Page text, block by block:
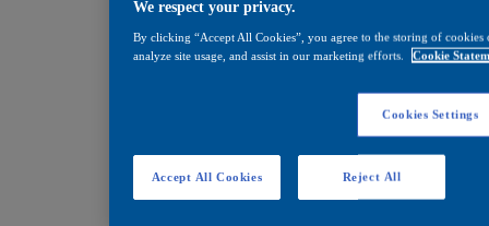
We respect your privacy.
By clicking “Accept All Cookies”, you agree to the storing of
analyze site usage, and assist in our marketing efforts.
Cookie
Cookies Settings
Reject All
Accept All Cookies